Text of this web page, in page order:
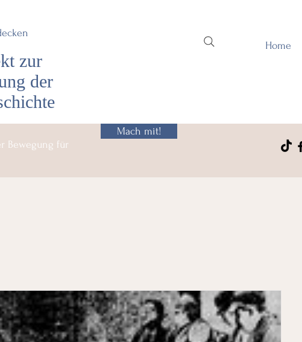
zur
der
Home
Bewegung für
Mach mit!